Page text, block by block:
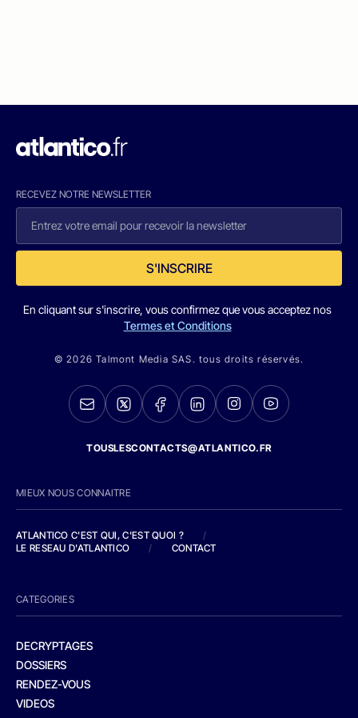
RECEVEZ NOTRE NEWSLETTER
S'INSCRIRE
En cliquant sur s'inscrire, vous confirmez que vous acceptez nos
Termes et Conditions
© 2026 Talmont Media SAS. tous droits réservés.
TOUSLESCONTACTS@ATLANTICO.FR
MIEUX NOUS CONNAITRE
ATLANTICO C'EST QUI, C'EST QUOI ?
/
LE RESEAU D'ATLANTICO
/ CONTACT
CATEGORIES
DECRYPTAGES
DOSSIERS
RENDEZ-VOUS
VIDEOS